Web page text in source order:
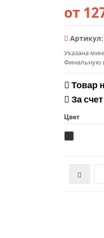
от
Артикул:
Указана
Финальную
Товар
За
Цвет